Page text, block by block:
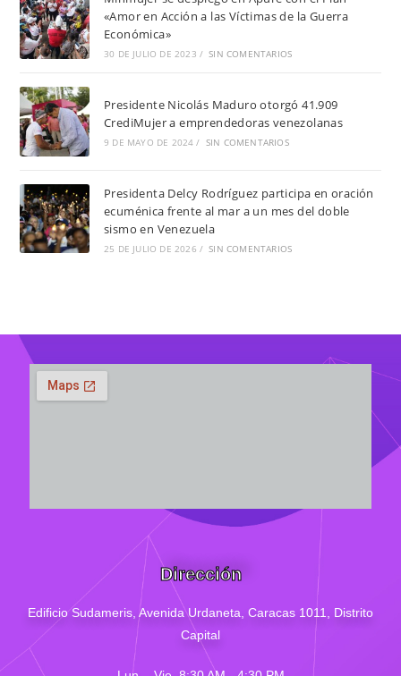
«Amor en Acción a las Víctimas de la Guerra
Económica»
30 DE JULIO DE 2023 / SIN COMENTARIOS
Presidente Nicolás Maduro otorgó 41.909
CrediMujer a emprendedoras venezolanas
9 DE MAYO DE 2024 / SIN COMENTARIOS
Presidenta Delcy Rodríguez participa en oración
ecuménica frente al mar a un mes del doble
sismo en Venezuela
25 DE JULIO DE 2026 / SIN COMENTARIOS
Dirección
Edificio Sudameris, Avenida Urdaneta, Caracas 1011, Distrito
Capital